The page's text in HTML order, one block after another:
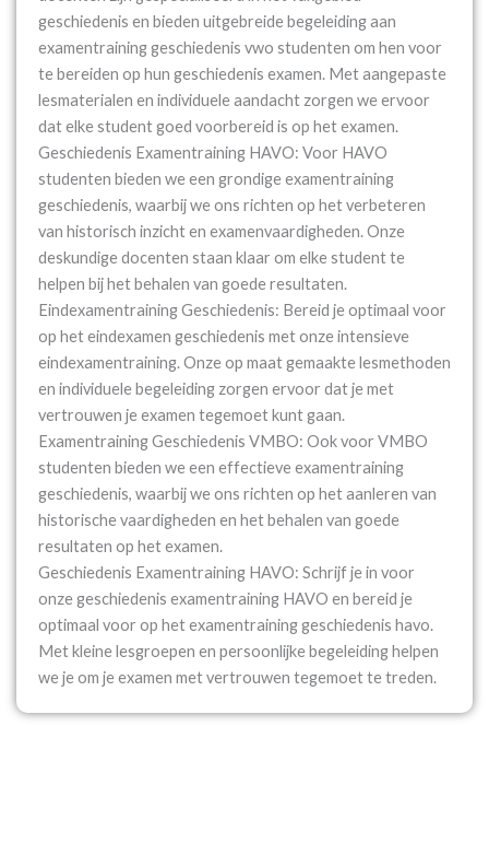
geschiedenis en bieden uitgebreide begeleiding aan
examentraining geschiedenis vwo studenten om hen voor
te bereiden op hun geschiedenis examen. Met aangepaste
lesmaterialen en individuele aandacht zorgen we ervoor
dat elke student goed voorbereid is op het examen.
Geschiedenis Examentraining HAVO: Voor HAVO
studenten bieden we een grondige examentraining
geschiedenis, waarbij we ons richten op het verbeteren
van historisch inzicht en examenvaardigheden. Onze
deskundige docenten staan klaar om elke student te
helpen bij het behalen van goede resultaten.
Eindexamentraining Geschiedenis: Bereid je optimaal voor
op het eindexamen geschiedenis met onze intensieve
eindexamentraining. Onze op maat gemaakte lesmethoden
en individuele begeleiding zorgen ervoor dat je met
vertrouwen je examen tegemoet kunt gaan.
Examentraining Geschiedenis VMBO: Ook voor VMBO
studenten bieden we een effectieve examentraining
geschiedenis, waarbij we ons richten op het aanleren van
historische vaardigheden en het behalen van goede
resultaten op het examen.
Geschiedenis Examentraining HAVO: Schrijf je in voor
onze geschiedenis examentraining HAVO en bereid je
optimaal voor op het examentraining geschiedenis havo.
Met kleine lesgroepen en persoonlijke begeleiding helpen
we je om je examen met vertrouwen tegemoet te treden.